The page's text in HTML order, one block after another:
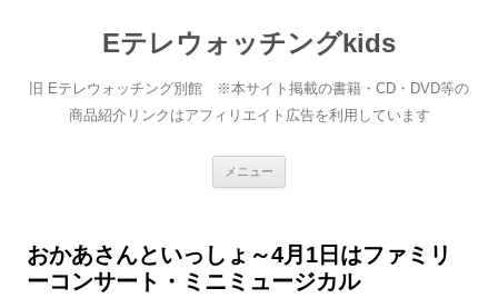
Eテレウォッチングkids
旧 Eテレウォッチング別館 ※本サイト掲載の書籍・CD・DVD等の
商品紹介リンクはアフィリエイト広告を利用しています
メニュー
へ
ス
キ
ッ
おかあさんといっしょ～4月1日はファミリ
ーコンサート・ミニミュージカル